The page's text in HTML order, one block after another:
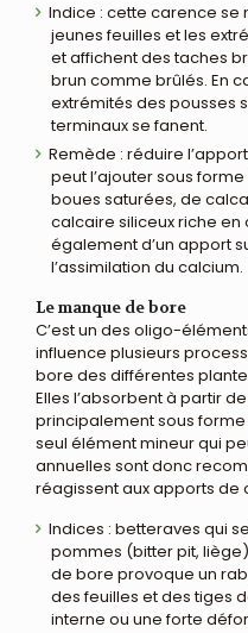
Indice : cette carence se
jeunes feuilles et les
et affichent des taches
brun comme brûlés. En
extrémités des pousses
terminaux se fanent.
Remède : réduire
peut l’ajouter sous
boues saturées, de
calcaire siliceux riche en
également d’un apport
l’assimilation du calcium.
Le manque de bore
C’est un des oligo-
influence plusieurs
bore des différentes
Elles l’absorbent à partir
principalement sous
seul élément mineur qui
annuelles sont donc
réagissent aux apports de
Indices : betteraves qui
pommes (bitter pit,
de bore provoque un
des feuilles et des tiges
interne ou une forte